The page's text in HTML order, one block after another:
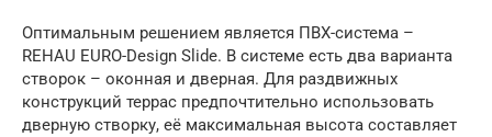
Оптимальным решением является ПВХ-система –
REHAU EURO-Design Slide. В системе есть два варианта
створок – оконная и дверная. Для раздвижных
конструкций террас предпочтительно использовать
дверную створку, её максимальная высота составляет